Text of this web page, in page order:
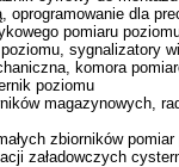
dla
pomiaru
sygnalizatory
komora
poziomu
magazynowych,
zbiorników
załadowczych